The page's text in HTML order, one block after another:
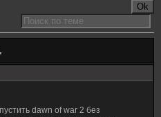
dawn of war 2 без